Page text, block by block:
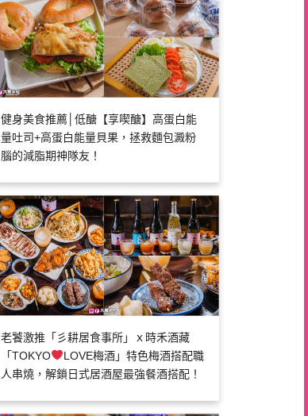
健身美食推薦│低醣【享喫醣】高蛋白能
量吐司+高蛋白能量貝果，拯救麵包澱粉
腦的減脂期神隊友！
老饕激推「彡耕居食事所」ｘ時禾酒藏
「TOKYO
LOVE梅酒」特色梅酒搭配職
人串燒，解鎖日式居酒屋最強餐酒搭配！